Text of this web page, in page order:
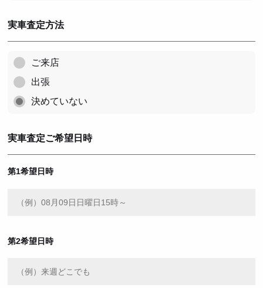
実車査定方法
ご来店
出張
決めていない
実車査定ご希望日時
第1希望日時
第2希望日時